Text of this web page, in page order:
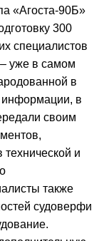
«Агоста-90Б»
300
специалистов
уже в самом
в
в
своим
и
также
судоверфи